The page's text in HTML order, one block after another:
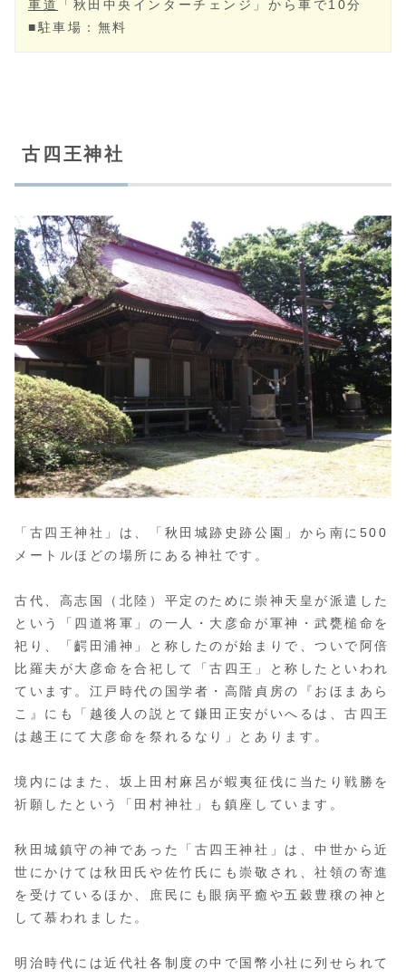
車道
「秋田中央インターチェンジ」から車で10分
■駐車場：無料
古四王神社
「古四王神社」は、「秋田城跡史跡公園」から南に500
メートルほどの場所にある神社です。
古代、高志国（北陸）平定のために崇神天皇が派遣した
という「四道将軍」の一人・大彦命が軍神・武甕槌命を
祀り、「齶田浦神」と称したのが始まりで、ついで阿倍
比羅夫が大彦命を合祀して「古四王」と称したといわれ
ています。江戸時代の国学者・高階貞房の『おほまあら
こ』にも「越後人の説とて鎌田正安がいへるは、古四王
は越王にて大彦命を祭れるなり」とあります。
境内にはまた、坂上田村麻呂が蝦夷征伐に当たり戦勝を
祈願したという「田村神社」も鎮座しています。
秋田城鎮守の神であった「古四王神社」は、中世から近
世にかけては秋田氏や佐竹氏にも崇敬され、社領の寄進
を受けているほか、庶民にも眼病平癒や五穀豊穣の神と
して慕われました。
明治時代には近代社各制度の中で国幣小社に列せられて